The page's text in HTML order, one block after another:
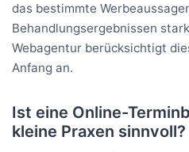
das bestimmte
Behandlungsergebnissen
Webagentur berücksichtigt
Anfang an.
Ist eine Online-
kleine Praxen sinnvoll?